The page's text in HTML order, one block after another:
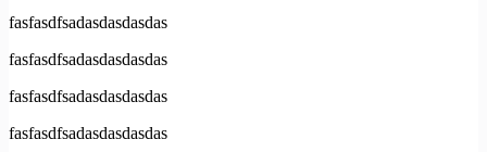
fasfasdfsadasdasdasdas
fasfasdfsadasdasdasdas
fasfasdfsadasdasdasdas
fasfasdfsadasdasdasdas